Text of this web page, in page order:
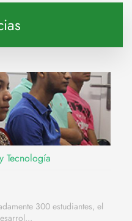
Tecnología
300 estudiantes, el